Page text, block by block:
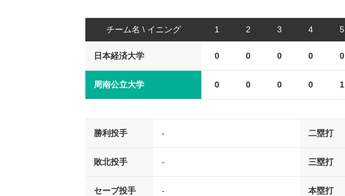
チーム名 \ イニング 1 2 3 4 5
日本経済大学 0 0 0 0 0
周南公立大学 0 0 0 0 1
勝利投手 - 二塁打
敗北投手 - 三塁打
セーブ投手 - 本塁打